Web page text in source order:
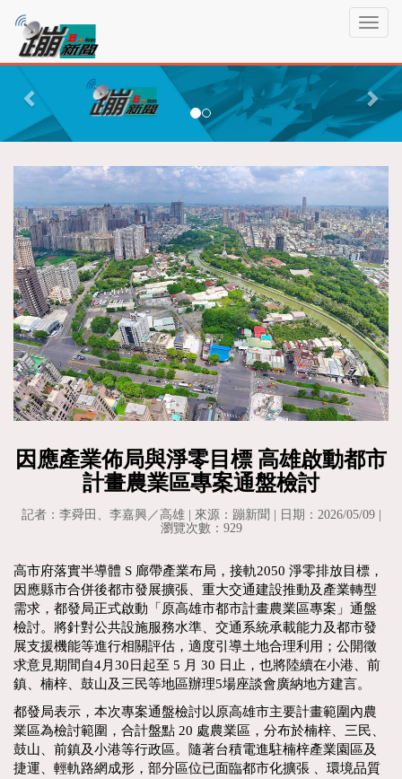
T
g
l
e
i
g
a
t
i
o
n
蹦
新
聞P
r
v
i
u
s
N
e
x
t
因應產業佈局與淨零目標 高雄啟動都市
計畫農業區專案通盤檢討
記者：李舜田、李嘉興／高雄 | 來源：蹦新聞 | 日期：2026/05/09 |
瀏覽次數：929
高市府落實半導體 S 廊帶產業布局，接軌2050 淨零排放目標，
因應縣市合併後都市發展擴張、重大交通建設推動及產業轉型
需求，都發局正式啟動「原高雄市都市計畫農業區專案」通盤
檢討。將針對公共設施服務水準、交通系統承載能力及都市發
展支援機能等進行相關評估，適度引導土地合理利用；公開徵
求意見期間自4月30日起至 5 月 30 日止，也將陸續在小港、前
鎮、楠梓、鼓山及三民等地區辦理5場座談會廣納地方建言。
都發局表示，本次專案通盤檢討以原高雄市主要計畫範圍內農
業區為檢討範圍，合計盤點 20 處農業區，分布於楠梓、三民、
鼓山、前鎮及小港等行政區。隨著台積電進駐楠梓產業園區及
捷運、輕軌路網成形，部分區位已面臨都市化擴張 、環境品質